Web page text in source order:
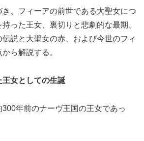
、フィーアの前世である大聖女につ
った王女、裏切りと悲劇的な最期、
説と大聖女の赤、および今世のフィ
ら解説する。
女としての生誕
年前のナーヴ王国の王女であっ